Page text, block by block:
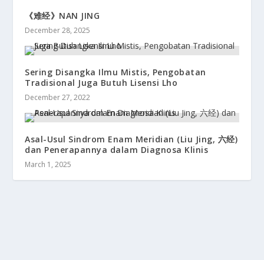
《难经》NAN JING
December 28, 2025
Sering Disangka Ilmu Mistis, Pengobatan
Tradisional Juga Butuh Lisensi Lho
December 27, 2022
Asal-Usul Sindrom Enam Meridian (Liu Jing, 六经)
dan Penerapannya dalam Diagnosa Klinis
March 1, 2025